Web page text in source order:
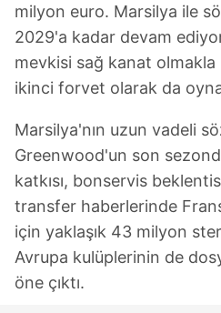
milyon euro. Marsilya ile
2029'a kadar devam
mevkisi sağ kanat
ikinci forvet olarak da
Marsilya'nın uzun vadeli
Greenwood'un son
katkısı, bonservis
transfer haberlerinde
için yaklaşık 43 milyon
Avrupa kulüplerinin de
öne çıktı.